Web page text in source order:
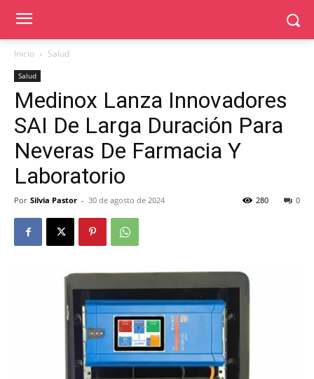
Inicio Salud
Salud
Medinox Lanza Innovadores
SAI De Larga Duración Para
Neveras De Farmacia Y
Laboratorio
Por Silvia Pastor - 30 de agosto de 2024 0
280